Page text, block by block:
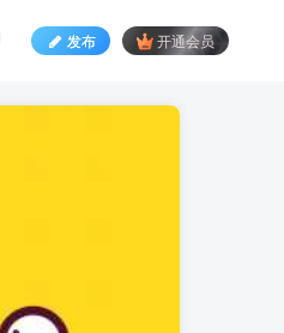
发布 开通会员